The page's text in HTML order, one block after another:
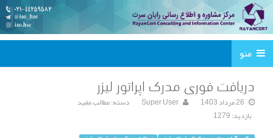
منو
دریافت فوری مدرک اپراتور لیزر
26 مرداد 1403 Super User دسته:مطالب مفید
بازدید: 1279